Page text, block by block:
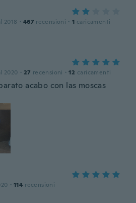
2018 · 467 recensioni · 1 caricamenti
2020 · 27 recensioni · 12 caricamenti
acabo con las moscas
· 114 recensioni